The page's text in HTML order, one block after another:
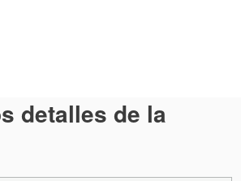
detalles de la